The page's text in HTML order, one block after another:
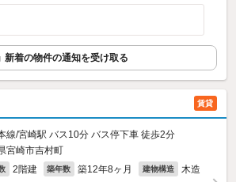
新着の物件の通知を受け取る
賃貸
線/宮崎駅 バス10分 バス停下車 徒歩2分
宮崎市吉村町
2階建 築年数 築12年8ヶ月 建物構造 木造